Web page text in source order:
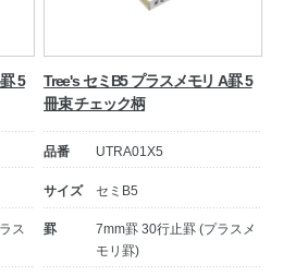
5
ス
Tree's セミB5 プラスメモリ A罫 5
冊束 チェック柄
品番 UTRA01X5
サイズ セミB5
罫
7mm罫 30行止罫 (プラスメ
モリ罫)